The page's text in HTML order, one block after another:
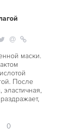
маски.
После
эластичная,
0